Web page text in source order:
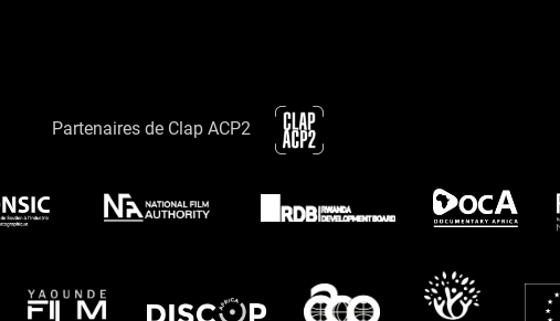
Partenaires de Clap ACP2